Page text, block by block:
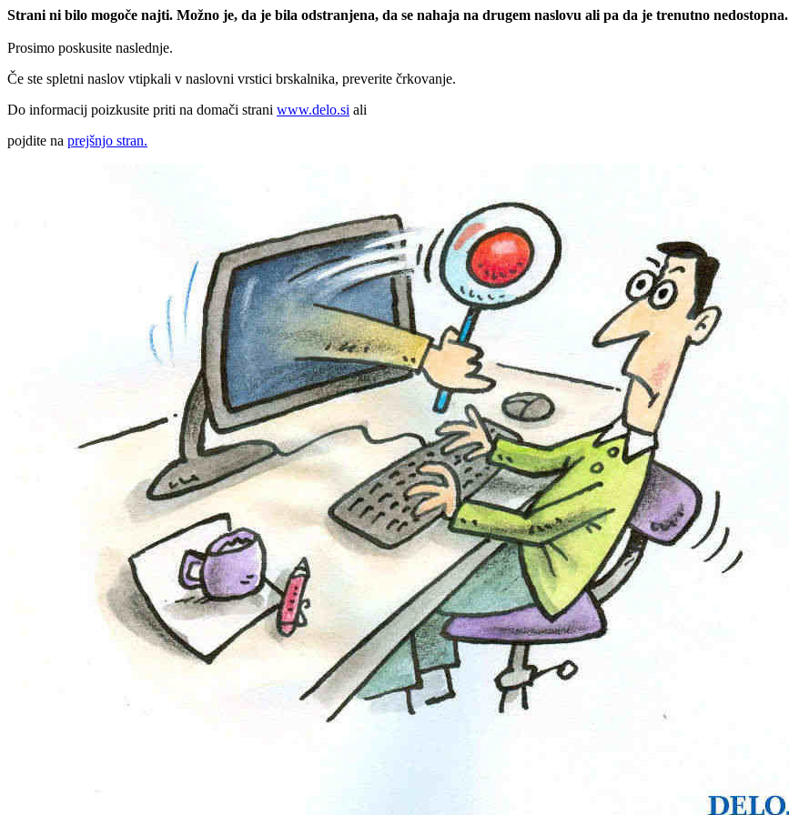
Strani ni bilo mogoče najti. Možno je, da je bila odstranjena, da se nahaja na drugem naslovu ali pa da je trenutno nedostopna.
Prosimo poskusite naslednje.
Če ste spletni naslov vtipkali v naslovni vrstici brskalnika, preverite črkovanje.
Do informacij poizkusite priti na domači strani www.delo.si ali
pojdite na prejšnjo stran.